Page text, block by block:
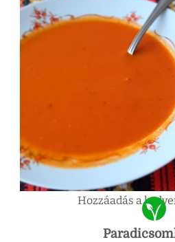
Hozzáadás a